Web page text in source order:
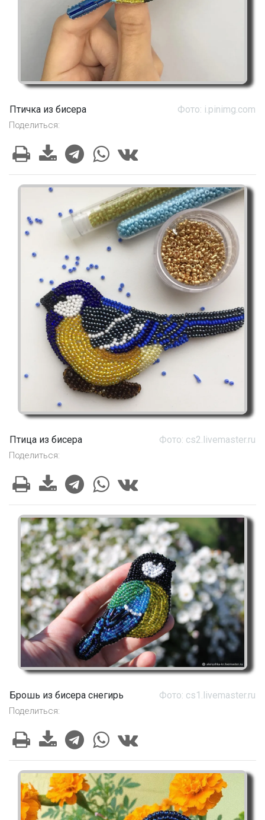
Птичка из бисера Фото: i.pinimg.com
Поделиться:
Птица из бисера Фото: cs2.livemaster.ru
Поделиться:
Брошь из бисера снегирь Фото: cs1.livemaster.ru
Поделиться: